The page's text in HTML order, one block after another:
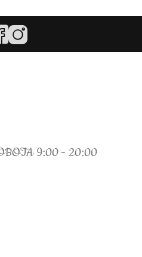
9:00 - 20:00